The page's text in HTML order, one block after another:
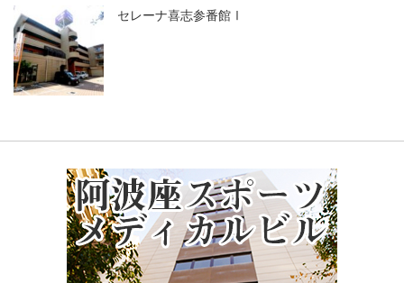
セレーナ喜志参番館Ⅰ